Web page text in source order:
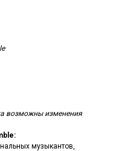
возможны изменения
музыкантов,